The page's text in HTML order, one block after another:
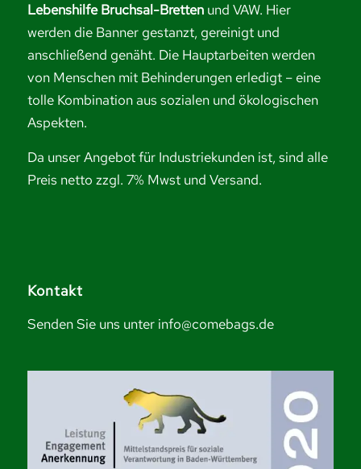
Lebenshilfe Bruchsal-Bretten und VAW. Hier
werden die Banner gestanzt, gereinigt und
anschließend genäht. Die Hauptarbeiten werden
von Menschen mit Behinderungen erledigt – eine
tolle Kombination aus sozialen und ökologischen
Aspekten.
Da unser Angebot für Industriekunden ist, sind alle
Preis netto zzgl. 7% Mwst und Versand.
Kontakt
Senden Sie uns unter info@comebags.de